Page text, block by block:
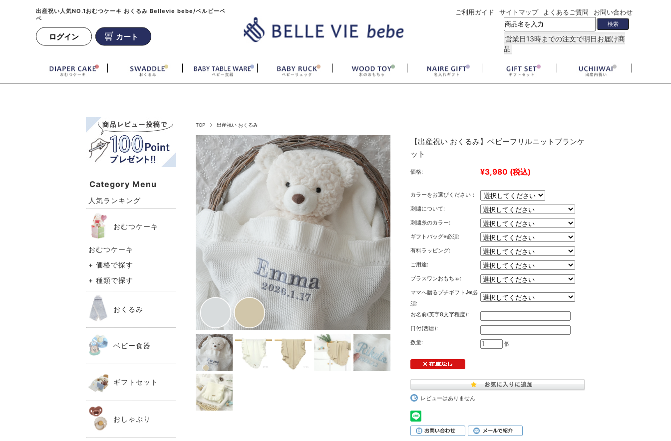
出産祝い人気NO.1おむつケーキ おくるみ Bellevie bebe/ベルビーベ
ベ
ログイン カート
ご利用ガイド サイトマップ よくあるご質問 お問い合わせ
営業日13時までの注文で明日お届け商
品
TOP 出産祝い おくるみ
【出産祝い おくるみ】ベビーフリルニットブランケ
ット
価格: ¥3,980 (税込)
カラーをお選びください：
刺繍について:
刺繍糸のカラー:
ギフトバッグ※必須:
有料ラッピング:
ご用途:
プラスワンおもちゃ:
ママへ贈るプチギフト♪※必
須:
お名前(英字8文字程度):
日付(西暦):
数量:
個
レビューはありません
Category Menu
人気ランキング
おむつケーキ
おむつケーキ
+ 価格で探す
+ 種類で探す
おくるみ
ベビー食器
ギフトセット
おしゃぶり